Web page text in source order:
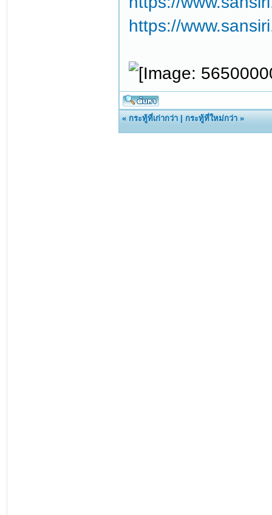
https://
«กระทู้ที่เก่ากว่า |กระทู้ที่ใหม่กว่า »